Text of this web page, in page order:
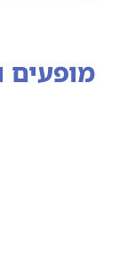
מופעים